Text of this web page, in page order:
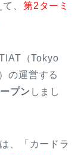
、 第2ターミ
（Tokyo
の運営する
プン しまし
、「カードラ